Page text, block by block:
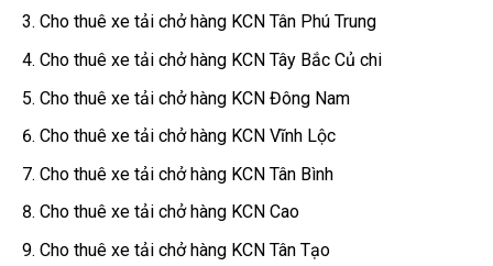
Cho thuê xe tải chở hàng KCN Tân Phú Trung
Cho thuê xe tải chở hàng KCN Tây Bắc Củ chi
Cho thuê xe tải chở hàng KCN Đông Nam
Cho thuê xe tải chở hàng KCN Vĩnh Lộc
Cho thuê xe tải chở hàng KCN Tân Bình
Cho thuê xe tải chở hàng KCN Cao
Cho thuê xe tải chở hàng KCN Tân Tạo